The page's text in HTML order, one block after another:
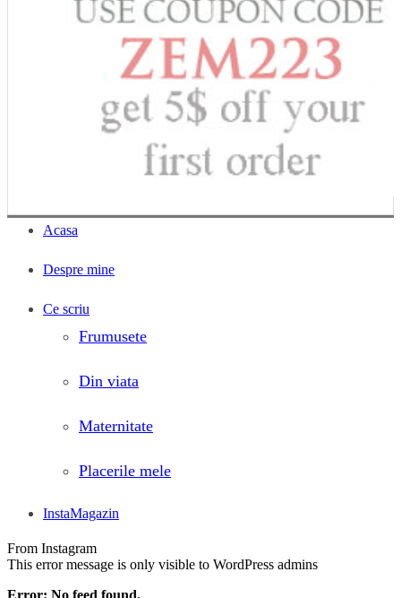
Acasa
Despre mine
Ce scriu
Frumusete
Din viata
Maternitate
Placerile mele
InstaMagazin
From Instagram
This error message is only visible to WordPress admins